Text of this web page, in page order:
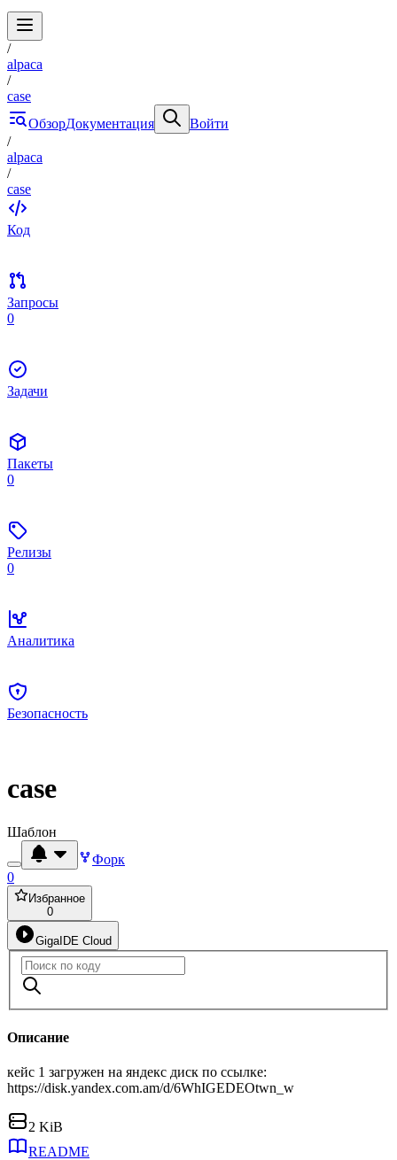
/
alpaca
/
case
ОбзорДокументация
Войти
/
alpaca
/
case
Код
Запросы
0
Задачи
Пакеты
0
Релизы
0
Аналитика
Безопасность
case
Шаблон
Форк
0
Избранное
0
GigaIDE Cloud
Описание
кейс 1 загружен на яндекс диск по ссылке:
https://disk.yandex.com.am/d/6WhIGEDEOtwn_w
2 KiB
README